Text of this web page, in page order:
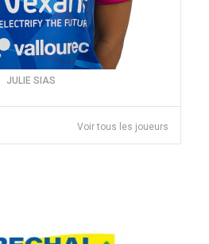
JULIE SIAS
Voir tous les joueurs